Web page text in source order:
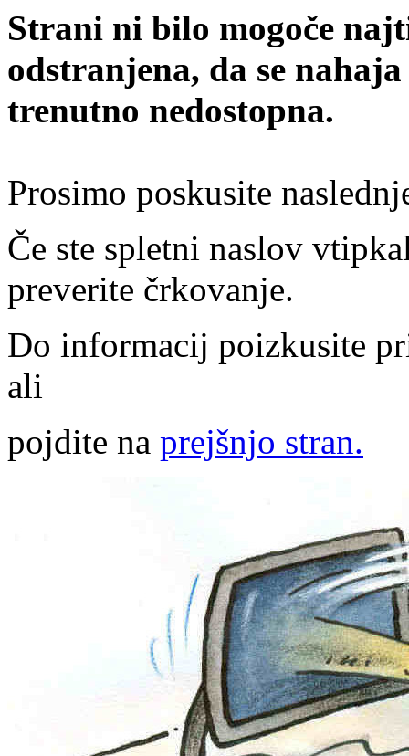
Strani ni bilo mogoče
odstranjena, da se
trenutno nedostopna.
Prosimo poskusite
Če ste spletni naslov
preverite črkovanje.
Do informacij poizkusite
ali
pojdite na prejšnjo stran.